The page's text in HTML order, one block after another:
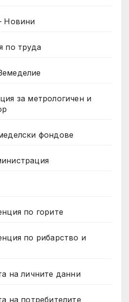
Новини
по труда
за метрологичен и
фондове
по горите
по рибарство и
на личните данни
на потребителите